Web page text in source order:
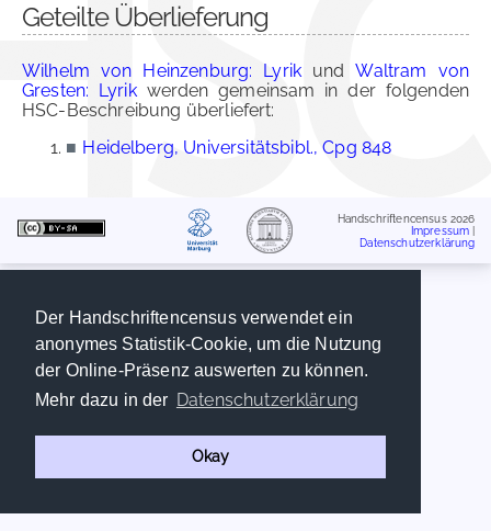
Der Handschriftencensus verwendet ein
anonymes Statistik-Cookie, um die Nutzung
der Online-Präsenz auswerten zu können.
Mehr dazu in der Datenschutzerklärung
Okay
Geteilte Überlieferung
Wilhelm von Heinzenburg: Lyrik undWaltram von
Gresten: Lyrikwerden gemeinsam in der folgenden
HSC-Beschreibung überliefert:
■ Heidelberg, Universitätsbibl., Cpg 848
Handschriftencensus 2026
Impressum
Datenschutzerklärung